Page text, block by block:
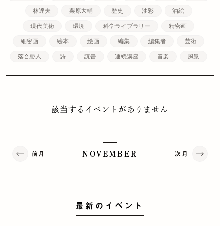
林達夫 栗原大輔 歴史 油彩 油絵
現代美術 環境 科学ライブラリー 精密画
細密画 絵本 絵画 編集 編集者 芸術
落合勝人 詩 読書 連続講座 音楽 風景
該当するイベントがありません
前月 NOVEMBER 次月
最新のイベント